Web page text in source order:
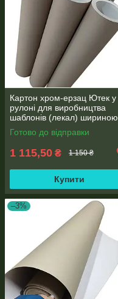
Картон хром-ерзац Ютек у
рулоні для виробництва
шаблонів (лекал) шириною
1050мм вага 10кг, щільність
420г/м2
Готово до відправки
1 115,50 ₴ 1 150 ₴
Купити
–3%